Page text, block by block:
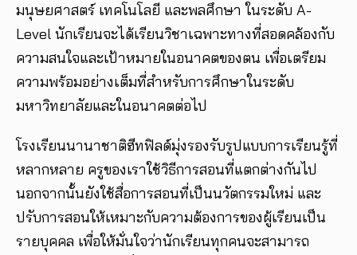
มนุษยศาสตร์ เทคโนโลยี และพลศึกษา ในระดับ A-
Level นักเรียนจะได้เรียนวิชาเฉพาะทางที่สอดคล้องกับ
ความสนใจและเป้าหมายในอนาคตของตน เพื่อเตรียม
ความพร้อมอย่างเต็มที่สำหรับการศึกษาในระดับ
มหาวิทยาลัยและในอนาคตต่อไป
โรงเรียนนานาชาติฮีทฟิลด์มุ่งรองรับรูปแบบการเรียนรู้ที่
หลากหลาย ครูของเราใช้วิธีการสอนที่แตกต่างกันไป
นอกจากนั้นยังใช้สื่อการสอนที่เป็นนวัตกรรมใหม่ และ
ปรับการสอนให้เหมาะกับความต้องการของผู้เรียนเป็น
รายบุคคล เพื่อให้มั่นใจว่านักเรียนทุกคนจะสามารถ